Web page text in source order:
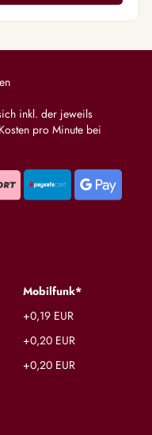
inkl. der jeweils
pro Minute bei
Mobilfunk*
+0,19 EUR
+0,20 EUR
+0,20 EUR